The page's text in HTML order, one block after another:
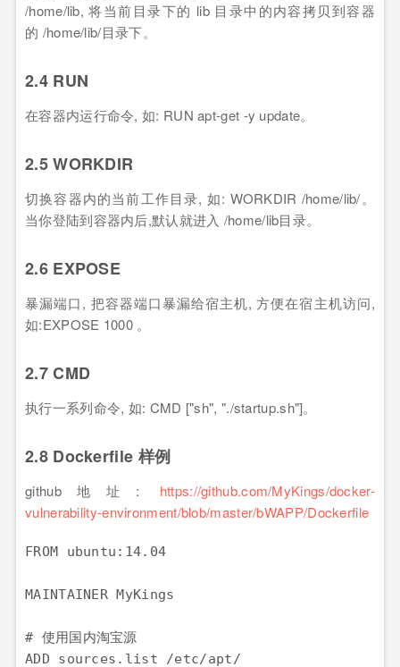
/home/lib, 将当前目录下的 lib 目录中的内容拷贝到容器
的 /home/lib/目录下。
2.4 RUN
在容器内运行命令, 如: RUN apt-get -y update。
2.5 WORKDIR
切换容器内的当前工作目录, 如: WORKDIR /home/lib/。
当你登陆到容器内后,默认就进入 /home/lib目录。
2.6 EXPOSE
暴漏端口, 把容器端口暴漏给宿主机, 方便在宿主机访问,
如:EXPOSE 1000 。
2.7 CMD
执行一系列命令, 如: CMD ["sh", "./startup.sh"]。
2.8 Dockerfile 样例
github地址: https://github.com/MyKings/docker-
vulnerability-environment/blob/master/bWAPP/Dockerfile
FROM ubuntu:14.04
MAINTAINER MyKings
# 使用国内淘宝源
ADD sources.list /etc/apt/